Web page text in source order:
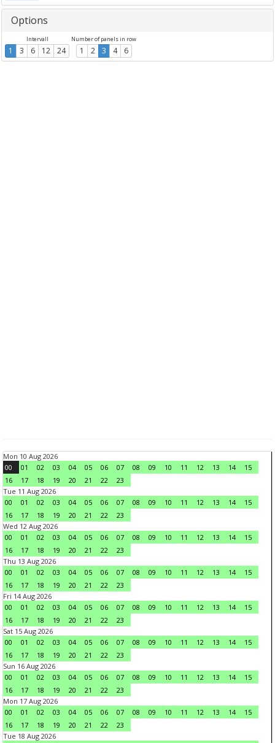
Options
Intervall
1 3 6 12 24
Number of panels in row
1 2 3 4 6
Mon 10 Aug 2026
00
01 02 03 04 05 06 07 08 09 10 11 12 13 14
15
16
17 18 19 20 21 22
23
Tue 11 Aug 2026
00
01 02 03 04 05 06 07 08 09 10 11 12 13 14
15
16
17 18 19 20 21 22
23
Wed 12 Aug 2026
00
01 02 03 04 05 06 07 08 09 10 11 12 13 14
15
16
17 18 19 20 21 22
23
Thu 13 Aug 2026
00
01 02 03 04 05 06 07 08 09 10 11 12 13 14
15
16
17 18 19 20 21 22
23
Fri 14 Aug 2026
00
01 02 03 04 05 06 07 08 09 10 11 12 13 14
15
16
17 18 19 20 21 22
23
Sat 15 Aug 2026
00
01 02 03 04 05 06 07 08 09 10 11 12 13 14
15
16
17 18 19 20 21 22
23
Sun 16 Aug 2026
00
01 02 03 04 05 06 07 08 09 10 11 12 13 14
15
16
17 18 19 20 21 22
23
Mon 17 Aug 2026
00
01 02 03 04 05 06 07 08 09 10 11 12 13 14
15
16
17 18 19 20 21 22
23
Tue 18 Aug 2026